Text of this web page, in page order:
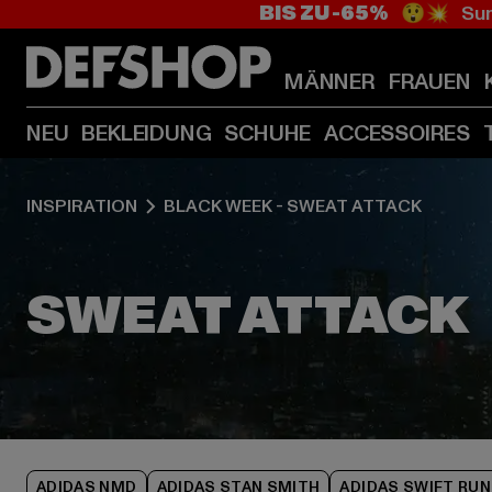
BIS ZU -65% 😲💥
MÄNNER FRAUEN
NEU BEKLEIDUNG SCHUHE ACCESSOIRES
INSPIRATION BLACK WEEK - SWEAT ATTACK
ADIDAS NMD ADIDAS STAN SMITH ADIDAS SWIFT RUN